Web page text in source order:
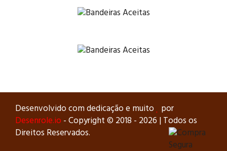
Desenvolvido com dedicação e muito por
Desenrole.io - Copyright © 2018 - 2026 | Todos os
Direitos Reservados.